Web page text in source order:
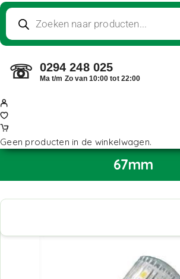
☏ 0294 248 025
Ma t/m Zo van 10:00 tot 22:00
Geen producten in de winkelwagen.
67mm